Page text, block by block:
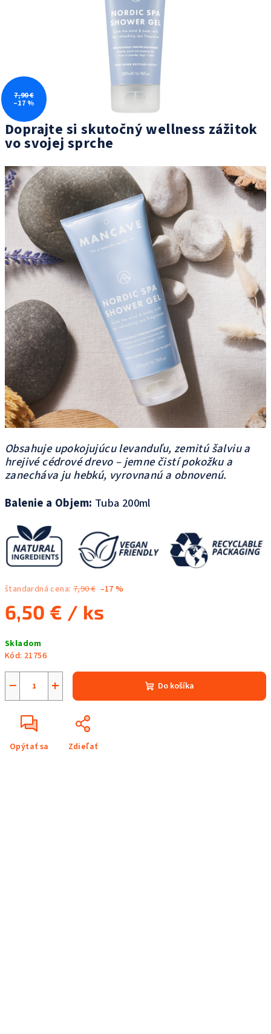
Doprajte si skutočný wellness zážitok
vo svojej sprche
Obsahuje upokojujúcu levanduľu, zemitú šalviu a
hrejivé cédrové drevo – jemne čistí pokožku a
zanecháva ju hebkú, vyrovnanú a obnovenú.
Balenie a Objem: Tuba 200ml
štandardná cena: 7,90 € –17 %
6,50 € / ks
cena:
Skladom
Kód: 21756
+
− Do košíka
Opýtať sa Zdieľať
7,90 €
–17 %